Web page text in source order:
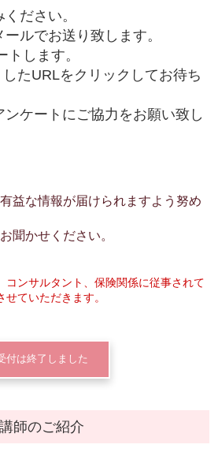
ださい。
ルでお送り致します。
トします。
たURLをクリックしてお待ち
ンケートにご協力をお願い致し
益な情報が届けられますよう努め
聞かせください。
ンサルタント、保険関係に従事されて
ていただきます。
付は終了しました
講師のご紹介